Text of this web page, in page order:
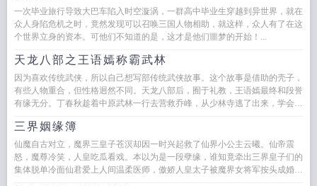
一次毕业旅行导致大巴车陷入时空漩涡，一群高中毕业生穿越到异世界，就在
众人身陷危机之时，竟然发现可以召唤三国人物相助，就这样，众人有了在这
个世界立身的资本。可他们不知道的是，这才是他们噩梦的开始！...
天龙八部之王语嫣称霸武林
因为喜欢传统武侠，所以自己想写部传统武侠故事。这个故事是借助的壳子，
有些人物重合，但性格迥然不同。天龙八部后，囿于礼教，王语嫣最终和段誉
有缘无分。丁春秋趁着中原武林一行去营救乔峰，从少林寺逃了出来，学会了
三界姻缘簿
仙魔自古对立，魔界三皇子苍溟却因一时兴起救了仙界小公主云曦。仙帝震
怒，魔尊冷笑，人皇吃瓜看戏。本以为是一段孽缘，谁知竟牵出三界皇子们的
集体脱单冷面仙君爱上人间温柔医师，傲娇人皇太子被魔界女将军按头成婚。